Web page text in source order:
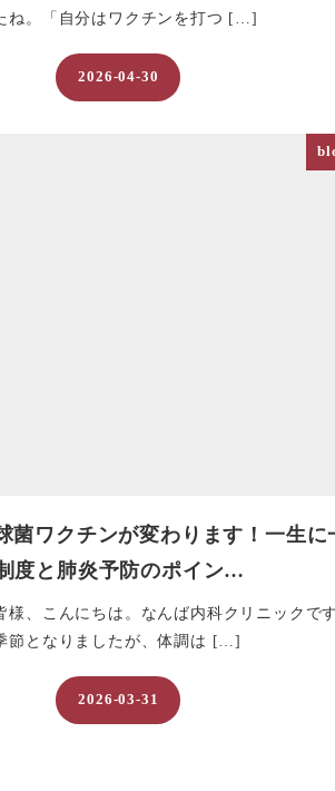
ね。「自分はワクチンを打つ […]
2026-04-30
菌ワクチンが変わります！一生に
度と肺炎予防のポイン…
様、こんにちは。なんば内科クリニックです
節となりましたが、体調は […]
2026-03-31